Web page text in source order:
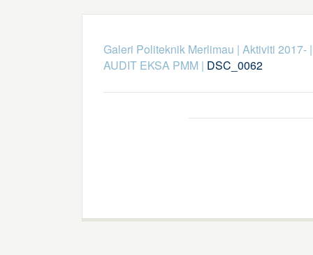
Galeri Politeknik Merlimau | Aktiviti 2017-
AUDIT EKSA PMM | DSC_0062